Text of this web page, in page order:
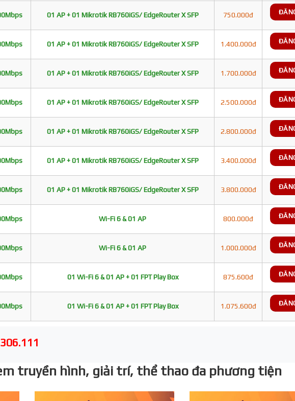
01 AP + 01 Mikrotik RB760iGS/ EdgeRouter X SFP 750.000đ
01 AP + 01 Mikrotik RB760iGS/ EdgeRouter X SFP 1.400.000đ
01 AP + 01 Mikrotik RB760iGS/ EdgeRouter X SFP 1.700.000đ
01 AP + 01 Mikrotik RB760iGS/ EdgeRouter X SFP 2.500.000đ
01 AP + 01 Mikrotik RB760iGS/ EdgeRouter X SFP 2.800.000đ
01 AP + 01 Mikrotik RB760iGS/ EdgeRouter X SFP 3.400.000đ
01 AP + 01 Mikrotik RB760iGS/ EdgeRouter X SFP 3.800.000đ
Wi-Fi 6 & 01 AP 800.000đ
Wi-Fi 6 & 01 AP 1.000.000đ
01 Wi-Fi 6 & 01 AP + 01 FPT Play Box 875.600đ
01 Wi-Fi 6 & 01 AP + 01 FPT Play Box 1.075.600đ
truyền hình, giải trí, thể thao đa phương tiện